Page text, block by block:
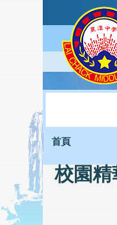
首頁
校園精